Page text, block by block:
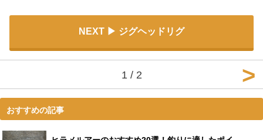
NEXT ジグヘッドリグ
1 / 2
おすすめの記事